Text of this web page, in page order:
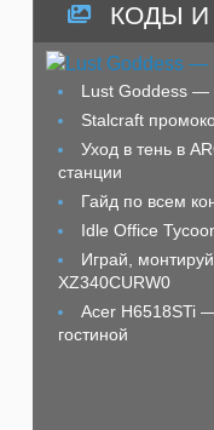
КОДЫ И
Lust Goddess —
Stalcraft
Уход в тень в
станции
Гайд по всем
Idle Office
Играй,
XZ340CURW0
Acer H6518STi
гостиной